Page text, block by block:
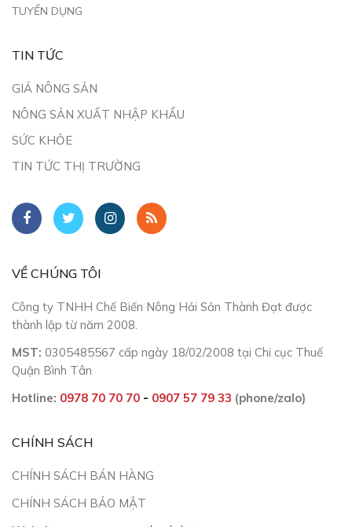
TUYỂN DỤNG
TIN TỨC
GIÁ NÔNG SẢN
NÔNG SẢN XUẤT NHẬP KHẨU
SỨC KHỎE
TIN TỨC THỊ TRƯỜNG
VỀ CHÚNG TÔI
Công ty TNHH Chế Biến Nông Hải Sản Thành Đạt được
thành lập từ năm 2008.
MST: 0305485567 cấp ngày 18/02/2008 tại Chi cục Thuế
Quận Bình Tân
Hotline: 0978 70 70 70 - 0907 57 79 33 (phone/zalo)
CHÍNH SÁCH
CHÍNH SÁCH BÁN HÀNG
CHÍNH SÁCH BẢO MẬT